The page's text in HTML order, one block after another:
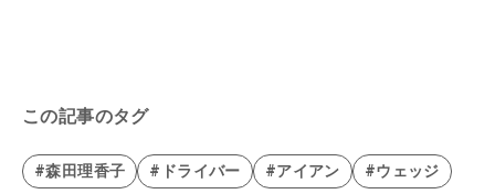
この記事のタグ
#森田理香子 #ドライバー #アイアン #ウェッジ